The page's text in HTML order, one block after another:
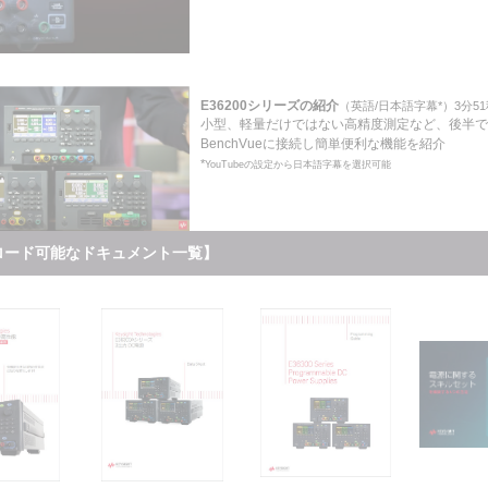
E36200シリーズの紹介 （英語/日本語字幕*）3分
小型、軽量だけではない高精度測定など、後半
BenchVueに接続し簡単便利な機能を紹介
*YouTubeの設定から日本語字幕を選択可能
ド可能なドキュメント一覧】